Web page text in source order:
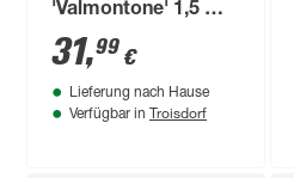
'Valmontone' 1,5 W
400 lm warmweiß 10
x 10 x 10 cm
31,99 €
Lieferung nach Hause
Verfügbar in Troisdorf